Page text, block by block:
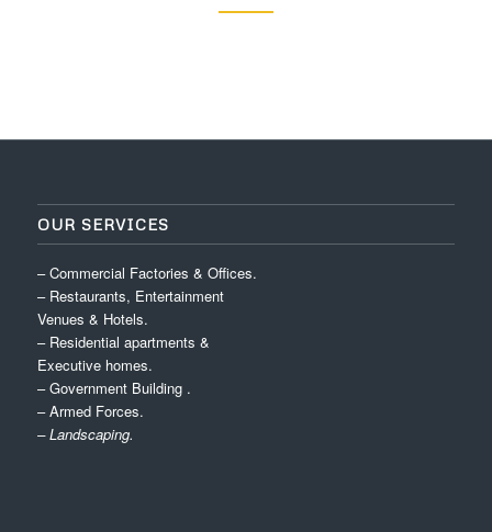
OUR SERVICES
– Commercial Factories & Offices.
– Restaurants, Entertainment
Venues & Hotels.
– Residential apartments &
Executive homes.
– Government Building .
– Armed Forces.
– Landscaping.